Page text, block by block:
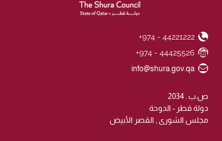
Phone Number
+974 - 44221222
Fax Number
+974 - 44425526
Email ID
info@shura.gov.qa
ص.ب . 2034
دولة قطر - الدوحة
مجلس الشورى , القصر الأبيض